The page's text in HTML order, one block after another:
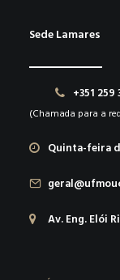
Sede Lamares
+351 259
(Chamada para a
Quinta-feira
Av. Eng. Elói